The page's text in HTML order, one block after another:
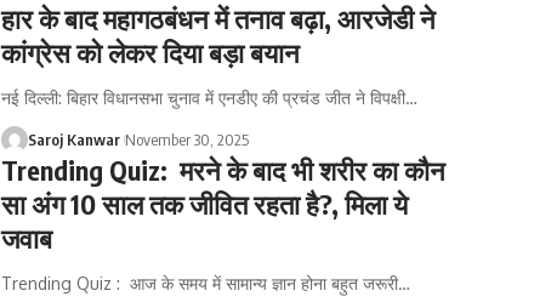
हार के बाद महागठबंधन में तनाव बढ़ा, आरजेडी ने
कांग्रेस को लेकर दिया बड़ा बयान
नई दिल्ली: बिहार विधानसभा चुनाव में एनडीए की प्रचंड जीत ने विपक्षी…
Saroj Kanwar November 30, 2025
Trending Quiz: मरने के बाद भी शरीर का कौन
सा अंग 10 साल तक जीवित रहता है?, मिला ये
जवाब
Trending Quiz : आज के समय में सामान्य ज्ञान होना बहुत जरूरी…